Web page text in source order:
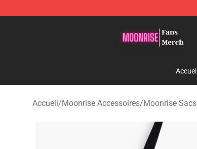
Accueil
Accueil/Moonrise Accessoires/Moonrise Sacs